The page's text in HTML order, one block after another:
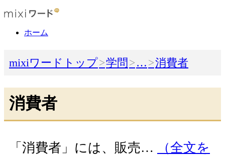
ホーム
mixiワードトップ 学問 … 消費者
消費者
「消費者」には、販売…
（全文を